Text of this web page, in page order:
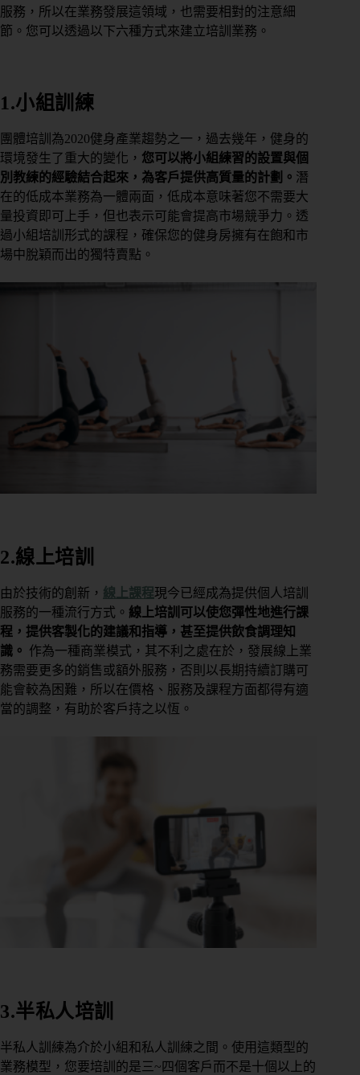
服務，所以在業務發展這領域，也需要相對的注意細
節。您可以透過以下六種方式來建立培訓業務。
1.小組訓練
團體培訓為2020健身產業趨勢之一，過去幾年，健身的
環境發生了重大的變化， 您可以將小組練習的設置與個
別教練的經驗結合起來，為客戶提供高質量的計劃。 潛
在的低成本業務為一體兩面，低成本意味著您不需要大
量投資即可上手，但也表示可能會提高市場競爭力。透
過小組培訓形式的課程，確保您的健身房擁有在飽和市
場中脫穎而出的獨特賣點。
2.線上培訓
由於技術的創新， 線上課程現今已經成為提供個人培訓
服務的一種流行方式。 線上培訓可以使您彈性地進行課
程，提供客製化的建議和指導，甚至提供飲食調理知
識。 作為一種商業模式，其不利之處在於，發展線上業
務需要更多的銷售或額外服務，否則以長期持續訂購可
能會較為困難，所以在價格、服務及課程方面都得有適
當的調整，有助於客戶持之以恆。
3.半私人培訓
半私人訓練為介於小組和私人訓練之間。使用這類型的
業務模型，您要培訓的是三~四個客戶而不是十個以上的